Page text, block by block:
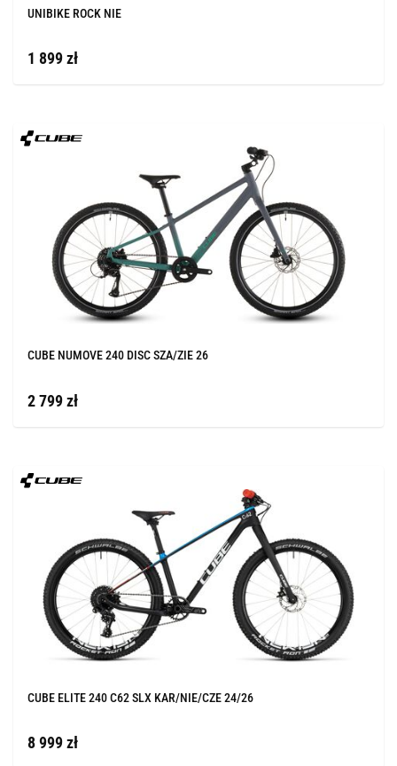
UNIBIKE ROCK NIE
1 899 zł
CUBE NUMOVE 240 DISC SZA/ZIE 26
2 799 zł
CUBE ELITE 240 C62 SLX KAR/NIE/CZE 24/26
8 999 zł